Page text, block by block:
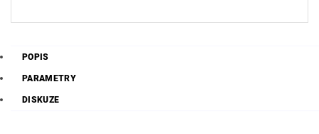
POPIS
PARAMETRY
DISKUZE